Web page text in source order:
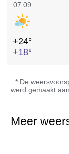
07.09
+24°
+18°
* De
werd gemaakt
Meer